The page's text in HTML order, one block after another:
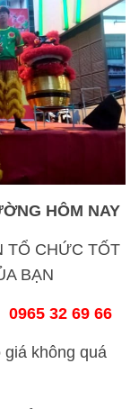
HÔM NAY
CHỨC TỐT
BẠN
0965 32 69 66
không quá